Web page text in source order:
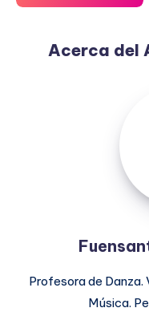
Acerca del
Profesora de
Música.